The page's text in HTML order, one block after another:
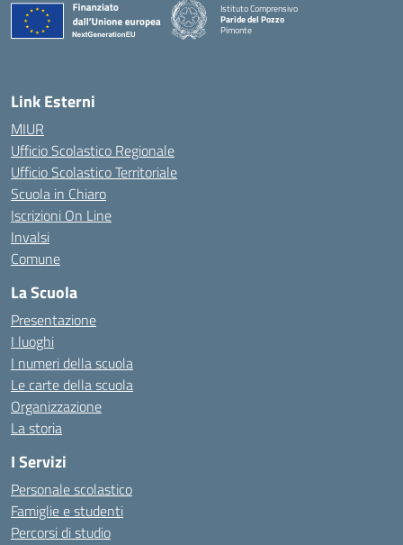
Istituto Comprensivo
Paride del Pozzo
Pimonte
Link Esterni
MIUR
Ufficio Scolastico Regionale
Ufficio Scolastico Territoriale
Scuola in Chiaro
Iscrizioni On Line
Invalsi
Comune
La Scuola
Presentazione
I luoghi
I numeri della scuola
Le carte della scuola
Organizzazione
La storia
I Servizi
Personale scolastico
Famiglie e studenti
Percorsi di studio